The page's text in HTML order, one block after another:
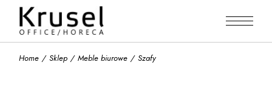
content
Home Sklep Meble biurowe Szafy